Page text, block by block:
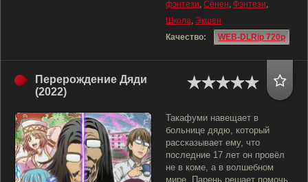
фэнтези, Сёнен, Фэнтези,
Школа, Экшен
Качество:
WEB-DLRip 720p
Перерождение Дяди
(2022)
Такафуми навещает в
больнице дядю, который
рассказывает ему, что
последние 17 лет он провёл
не в коме, а в волшебном
мире. Парень решает помочь